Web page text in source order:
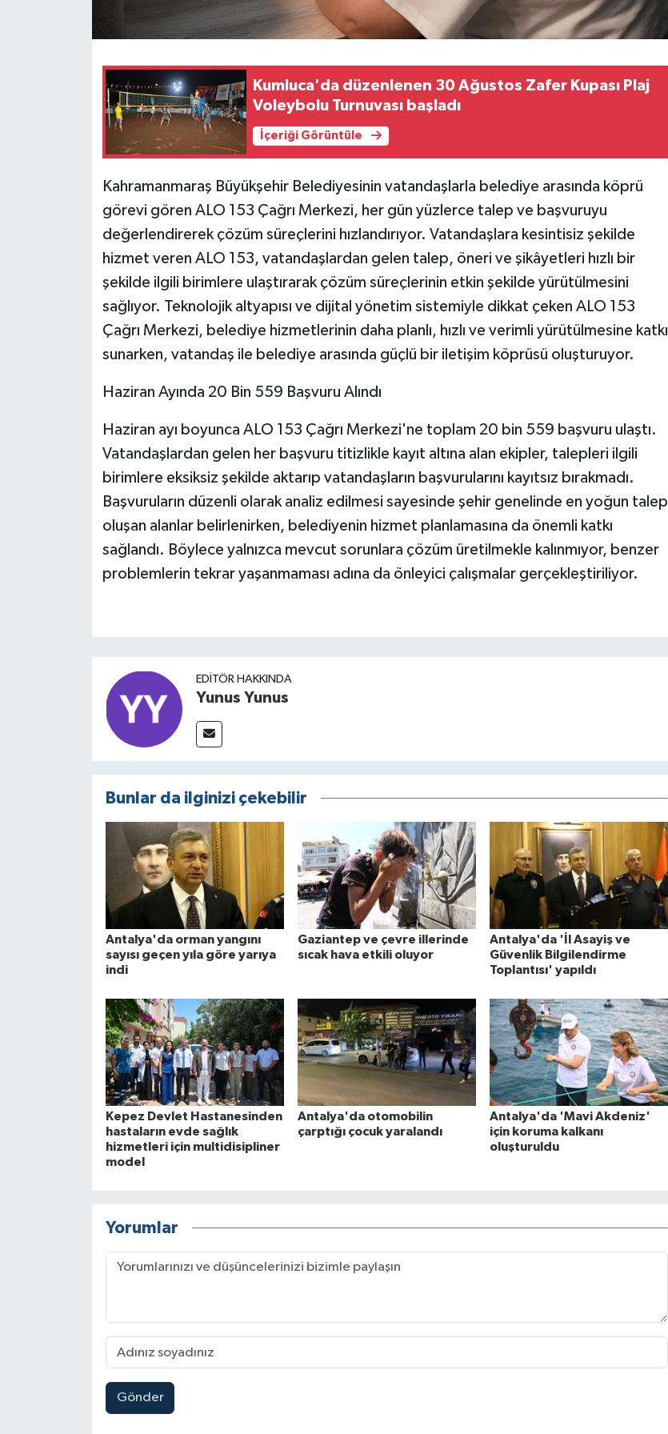
Kumluca'da düzenlenen 30 Ağustos Zafer Kupası Plaj
Voleybolu Turnuvası başladı
İçeriği Görüntüle
Kahramanmaraş Büyükşehir Belediyesinin vatandaşlarla belediye arasında köprü
görevi gören ALO 153 Çağrı Merkezi, her gün yüzlerce talep ve başvuruyu
değerlendirerek çözüm süreçlerini hızlandırıyor. Vatandaşlara kesintisiz şekilde
hizmet veren ALO 153, vatandaşlardan gelen talep, öneri ve şikâyetleri hızlı bir
şekilde ilgili birimlere ulaştırarak çözüm süreçlerinin etkin şekilde yürütülmesini
sağlıyor. Teknolojik altyapısı ve dijital yönetim sistemiyle dikkat çeken ALO 153
Çağrı Merkezi, belediye hizmetlerinin daha planlı, hızlı ve verimli yürütülmesine katkı
sunarken, vatandaş ile belediye arasında güçlü bir iletişim köprüsü oluşturuyor.
Haziran Ayında 20 Bin 559 Başvuru Alındı
Haziran ayı boyunca ALO 153 Çağrı Merkezi'ne toplam 20 bin 559 başvuru ulaştı.
Vatandaşlardan gelen her başvuru titizlikle kayıt altına alan ekipler, talepleri ilgili
birimlere eksiksiz şekilde aktarıp vatandaşların başvurularını kayıtsız bırakmadı.
Başvuruların düzenli olarak analiz edilmesi sayesinde şehir genelinde en yoğun talep
oluşan alanlar belirlenirken, belediyenin hizmet planlamasına da önemli katkı
sağlandı. Böylece yalnızca mevcut sorunlara çözüm üretilmekle kalınmıyor, benzer
problemlerin tekrar yaşanmaması adına da önleyici çalışmalar gerçekleştiriliyor.
EDITÖR HAKKINDA
Yunus Yunus
Bunlar da ilginizi çekebilir
Antalya'da orman yangını
sayısı geçen yıla göre yarıya
indi
Gaziantep ve çevre illerinde
sıcak hava etkili oluyor
Antalya'da 'İl Asayiş ve
Güvenlik Bilgilendirme
Toplantısı' yapıldı
Kepez Devlet Hastanesinden
hastaların evde sağlık
hizmetleri için multidisipliner
model
Antalya'da otomobilin
çarptığı çocuk yaralandı
Antalya'da 'Mavi Akdeniz'
için koruma kalkanı
oluşturuldu
Yorumlar
Gönder